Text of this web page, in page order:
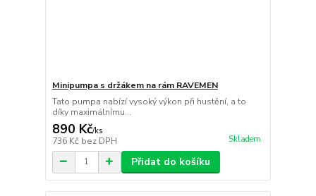
Minipumpa s držákem na rám RAVEMEN
Tato pumpa nabízí vysoký výkon při hustění, a to
díky maximálnímu...
890 Kč/ks
736 Kč bez DPH Skladem
Přidat do košíku